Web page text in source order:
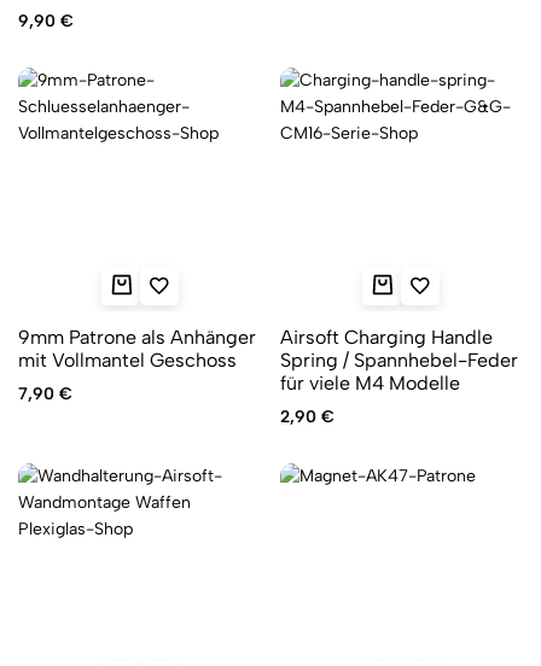
9,90 €
9mm Patrone als Anhänger
mit Vollmantel Geschoss
7,90 €
Airsoft Charging Handle
Spring / Spannhebel-Feder
für viele M4 Modelle
2,90 €